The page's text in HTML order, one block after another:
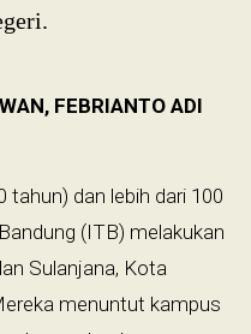
FEBRIANTO ADI
tahun) dan lebih dari 100
(ITB) melakukan
Sulanjana, Kota
menuntut kampus